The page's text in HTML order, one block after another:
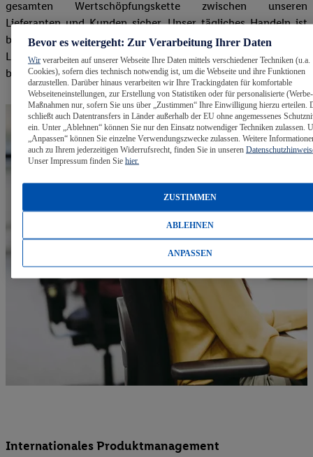
gesamten Wertschöpfungskette zwischen unseren
Lieferanten und Kunden sicher. Unser tägliches Handeln ist
bestimmt von unserem Anspruch, unseren Kunden in allen
Ländern jederzeit das beste Preis-Leistungs-Verhältnis zu
bieten.
Internationales Produktmanagement
Bevor es weitergeht: Zur Verarbeitung Ihrer Daten
Wir verarbeiten auf unserer Webseite Ihre Daten mittels verschiedener Techniken (u.a.
Cookies), sofern dies technisch notwendig ist, um die Webseite und ihre Funktionen
darzustellen. Darüber hinaus verarbeiten wir Ihre Trackingdaten für komfortable
Webseiteneinstellungen, zur Erstellung von Statistiken oder für personalisierte
Maßnahmen nur, sofern Sie uns über „Zustimmen“ Ihre Einwilligung hierzu erteilen.
schließt auch Datentransfers in Länder außerhalb der EU ohne angemessenes
ein. Unter „Ablehnen“ können Sie nur den Einsatz notwendiger Techniken zulassen.
„Anpassen“ können Sie einzelne Verwendungszwecke zulassen. Weitere
auch zu Ihrem jederzeitigen Widerrufsrecht, finden Sie in unseren
Unser Impressum finden Sie hier.
ABLEHNEN
ZUSTIMMEN
ANPASSEN